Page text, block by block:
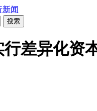
新闻
搜索
差异化资